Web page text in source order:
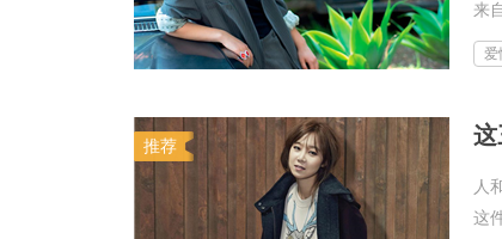
来
爱
推荐 这
人
这